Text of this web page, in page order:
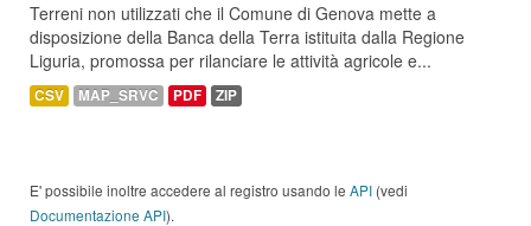
Terreni non utilizzati che il Comune di Genova mette a
disposizione della Banca della Terra istituita dalla Regione
Liguria, promossa per rilanciare le attività agricole e...
CSV MAP_SRVC PDF ZIP
E' possibile inoltre accedere al registro usando le API (vedi
Documentazione API).